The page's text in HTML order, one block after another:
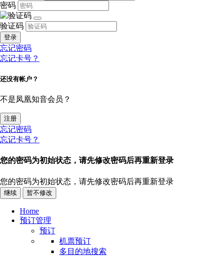
密码
验证码
登录
忘记密码
忘记卡号？
还没有帐户？
不是凤凰知音会员？
注册
忘记密码
忘记卡号？
您的密码为初始状态，请先修改密码后再重新登录
您的密码为初始状态，请先修改密码后再重新登录
继续 暂不修改
Home
预订管理
预订
机票预订
多目的地搜索